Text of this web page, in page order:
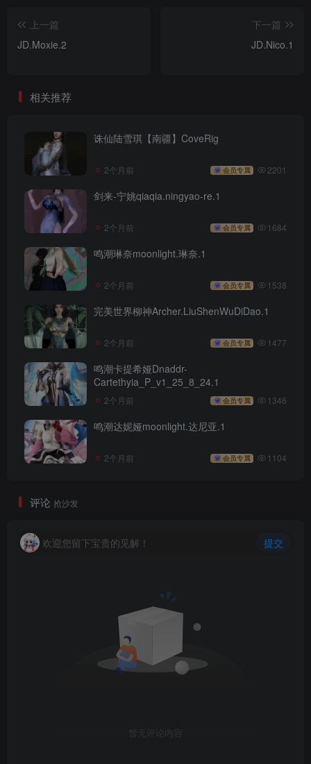
上一篇
JD.Moxie.2
下一篇
JD.Nico.1
相关推荐
诛仙陆雪琪【南疆】CoveRig
2个月前 会员专属 2201
剑来-宁姚qiaqia.ningyao-re.1
2个月前 会员专属 1684
鸣潮琳奈moonlight.琳奈.1
2个月前 会员专属 1538
完美世界柳神Archer.LiuShenWuDiDao.1
2个月前 会员专属 1477
鸣潮卡提希娅Dnaddr-
Cartethyia_P_v1_25_8_24.1
2个月前 会员专属 1346
鸣潮达妮娅moonlight.达尼亚.1
2个月前 会员专属 1104
评论 抢沙发
欢迎您留下宝贵的见解！ 提交
暂无评论内容